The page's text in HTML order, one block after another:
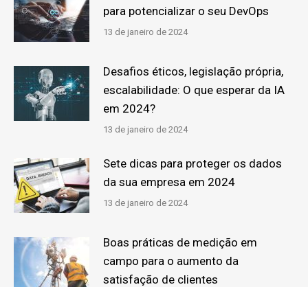
para potencializar o seu DevOps
13 de janeiro de 2024
Desafios éticos, legislação própria,
escalabilidade: O que esperar da IA
em 2024?
13 de janeiro de 2024
Sete dicas para proteger os dados
da sua empresa em 2024
13 de janeiro de 2024
Boas práticas de medição em
campo para o aumento da
satisfação de clientes